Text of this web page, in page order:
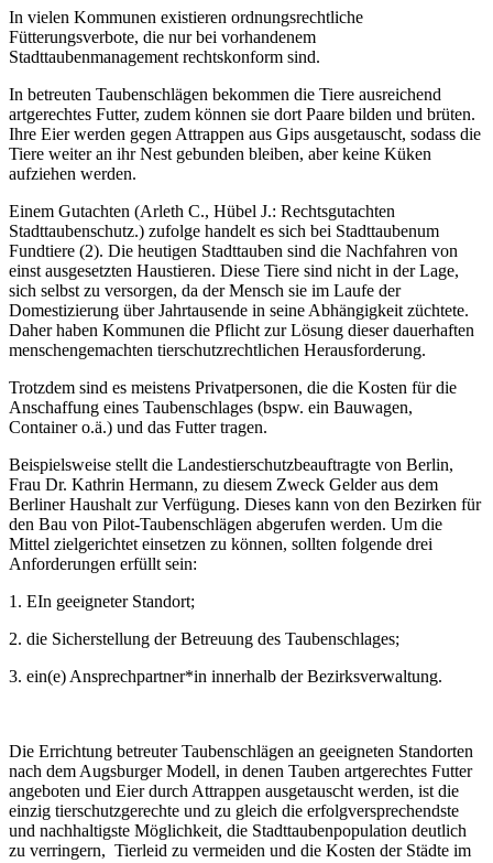
In vielen Kommunen existieren ordnungsrechtliche
Fütterungsverbote, die nur bei vorhandenem
Stadttaubenmanagement rechtskonform sind.
In betreuten Taubenschlägen bekommen die Tiere ausreichend
artgerechtes Futter, zudem können sie dort Paare bilden und brüten.
Ihre Eier werden gegen Attrappen aus Gips ausgetauscht, sodass die
Tiere weiter an ihr Nest gebunden bleiben, aber keine Küken
aufziehen werden.
Einem Gutachten (Arleth C., Hübel J.: Rechtsgutachten
Stadttaubenschutz.) zufolge handelt es sich bei Stadttaubenum
Fundtiere (2). Die heutigen Stadttauben sind die Nachfahren von
einst ausgesetzten Haustieren. Diese Tiere sind nicht in der Lage,
sich selbst zu versorgen, da der Mensch sie im Laufe der
Domestizierung über Jahrtausende in seine Abhängigkeit züchtete.
Daher haben Kommunen die Pflicht zur Lösung dieser dauerhaften
menschengemachten tierschutzrechtlichen Herausforderung.
Trotzdem sind es meistens Privatpersonen, die die Kosten für die
Anschaffung eines Taubenschlages (bspw. ein Bauwagen,
Container o.ä.) und das Futter tragen.
Beispielsweise stellt die Landestierschutzbeauftragte von Berlin,
Frau Dr. Kathrin Hermann, zu diesem Zweck Gelder aus dem
Berliner Haushalt zur Verfügung. Dieses kann von den Bezirken für
den Bau von Pilot-Taubenschlägen abgerufen werden. Um die
Mittel zielgerichtet einsetzen zu können, sollten folgende drei
Anforderungen erfüllt sein:
1. EIn geeigneter Standort;
2. die Sicherstellung der Betreuung des Taubenschlages;
3. ein(e) Ansprechpartner*in innerhalb der Bezirksverwaltung.
Die Errichtung betreuter Taubenschlägen an geeigneten Standorten
nach dem Augsburger Modell, in denen Tauben artgerechtes Futter
angeboten und Eier durch Attrappen ausgetauscht werden, ist die
einzig tierschutzgerechte und zu gleich die erfolgversprechendste
und nachhaltigste Möglichkeit, die Stadttaubenpopulation deutlich
zu verringern, Tierleid zu vermeiden und die Kosten der Städte im